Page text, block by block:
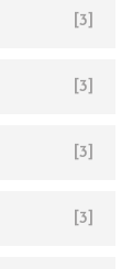
[3]
[3]
[3]
[3]